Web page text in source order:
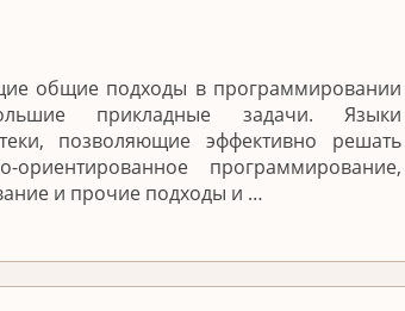
общие подходы в программировании
прикладные задачи. Языки
позволяющие эффективно решать
ориентированное программирование,
и прочие подходы и …